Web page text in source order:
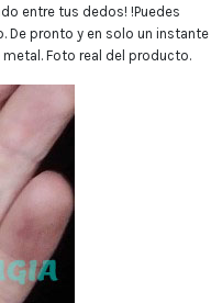
entre tus dedos! !Puedes
De pronto y en solo un instante
Foto real del producto.